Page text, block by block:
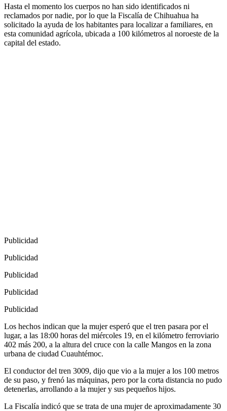
Hasta el momento los cuerpos no han sido identificados ni
reclamados por nadie, por lo que la Fiscalía de Chihuahua ha
solicitado la ayuda de los habitantes para localizar a familiares, en
esta comunidad agrícola, ubicada a 100 kilómetros al noroeste de la
capital del estado.
Publicidad
Publicidad
Publicidad
Publicidad
Publicidad
Los hechos indican que la mujer esperó que el tren pasara por el
lugar, a las 18:00 horas del miércoles 19, en el kilómetro ferroviario
402 más 200, a la altura del cruce con la calle Mangos en la zona
urbana de ciudad Cuauhtémoc.
El conductor del tren 3009, dijo que vio a la mujer a los 100 metros
de su paso, y frenó las máquinas, pero por la corta distancia no pudo
detenerlas, arrollando a la mujer y sus pequeños hijos.
La Fiscalía indicó que se trata de una mujer de aproximadamente 30